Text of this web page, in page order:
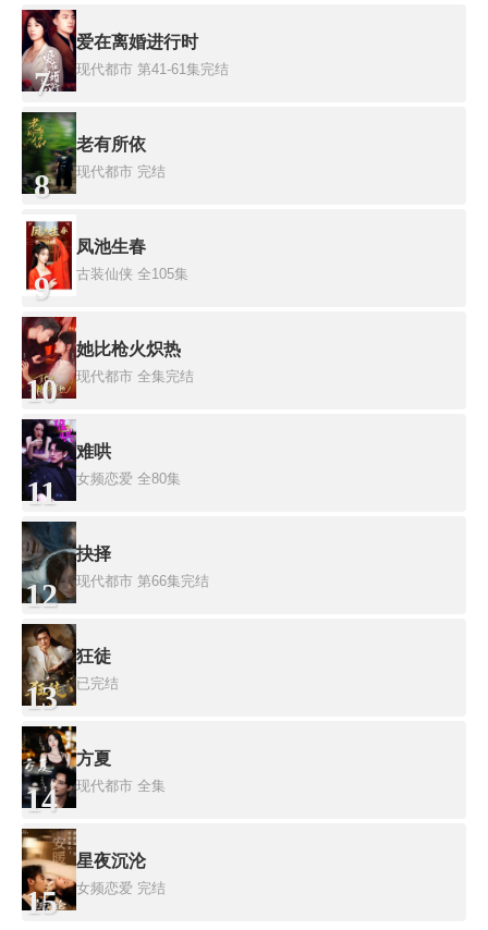
7
爱在离婚进行时
现代都市 第41-61集完结
8
老有所依
现代都市 完结
9
凤池生春
古装仙侠 全105集
10
她比枪火炽热
现代都市 全集完结
11
难哄
女频恋爱 全80集
12
抉择
现代都市 第66集完结
13
狂徒
已完结
14
方夏
现代都市 全集
15
星夜沉沦
女频恋爱 完结